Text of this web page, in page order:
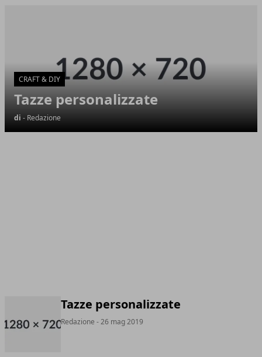
CRAFT & DIY
Tazze personalizzate
di - Redazione
Tazze personalizzate
Redazione - 26 mag 2019